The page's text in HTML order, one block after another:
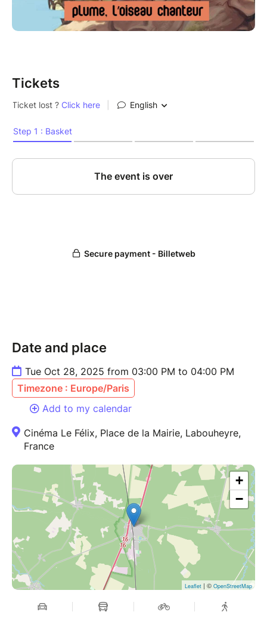
Tickets
Date and place
Tue Oct 28, 2025 from 03:00 PM to 04:00 PM
Timezone : Europe/Paris
Add to my calendar
Cinéma Le Félix, Place de la Mairie, Labouheyre,
France
+
−
Leaflet | © OpenStreetMap